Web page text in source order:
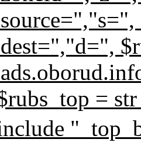
=
include